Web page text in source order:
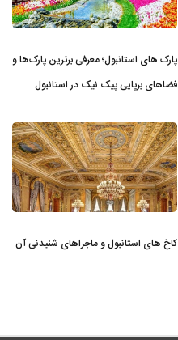
پارک های استانبول؛ معرفی برترین پارک‌ها و
فضاهای برپایی پیک نیک در استانبول
کاخ های استانبول و ماجراهای شنیدنی آن